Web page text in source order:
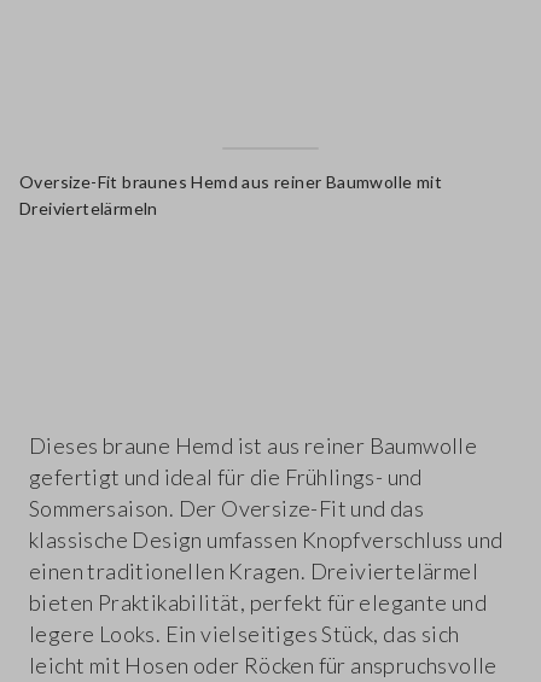
Oversize-Fit braunes Hemd aus reiner Baumwolle mit
Dreiviertelärmeln
Dieses braune Hemd ist aus reiner Baumwolle
gefertigt und ideal für die Frühlings- und
Sommersaison. Der Oversize-Fit und das
klassische Design umfassen Knopfverschluss und
einen traditionellen Kragen. Dreiviertelärmel
bieten Praktikabilität, perfekt für elegante und
legere Looks. Ein vielseitiges Stück, das sich
leicht mit Hosen oder Röcken für anspruchsvolle